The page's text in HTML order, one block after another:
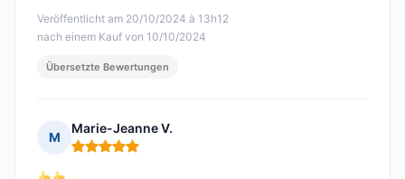
Veröffentlicht am 20/10/2024 à 13h12
nach einem Kauf von 10/10/2024
Übersetzte Bewertungen
M
Marie-Jeanne V.
Hinweis: 5 von 5